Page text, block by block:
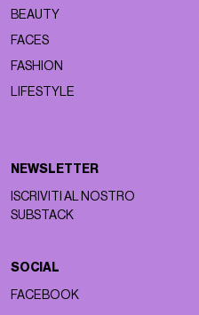
BEAUTY
FACES
FASHION
LIFESTYLE
NEWSLETTER
ISCRIVITI AL NOSTRO
SUBSTACK
SOCIAL
FACEBOOK